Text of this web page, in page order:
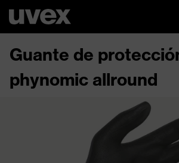
Guante de
phynomic allround